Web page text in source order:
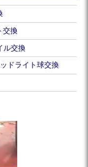
交換
ル交換
ドライト球交換